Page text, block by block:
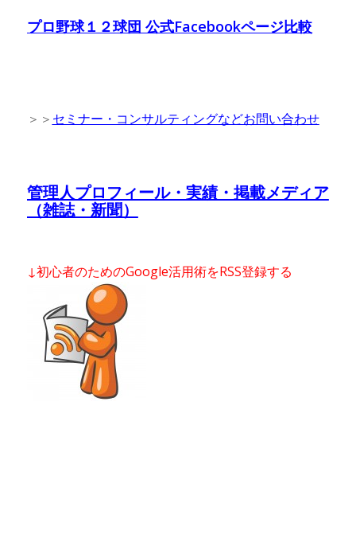
プロ野球１２球団 公式Facebookページ比較
＞＞ セミナー・コンサルティングなどお問い合わせ
管理人プロフィール・実績・掲載メディア
（雑誌・新聞）
↓初心者のためのGoogle活用術をRSS登録する